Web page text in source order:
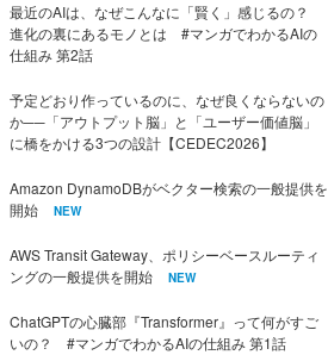
最近のAIは、なぜこんなに「賢く」感じるの？
進化の裏にあるモノとは #マンガでわかるAIの
仕組み 第2話
予定どおり作っているのに、なぜ良くならないの
か──「アウトプット脳」と「ユーザー価値脳」
に橋をかける3つの設計【CEDEC2026】
Amazon DynamoDBがベクター検索の一般提供を
開始
NEW
AWS Transit Gateway、ポリシーベースルーティ
ングの一般提供を開始
NEW
ChatGPTの心臓部『Transformer』って何がすご
いの？ #マンガでわかるAIの仕組み 第1話